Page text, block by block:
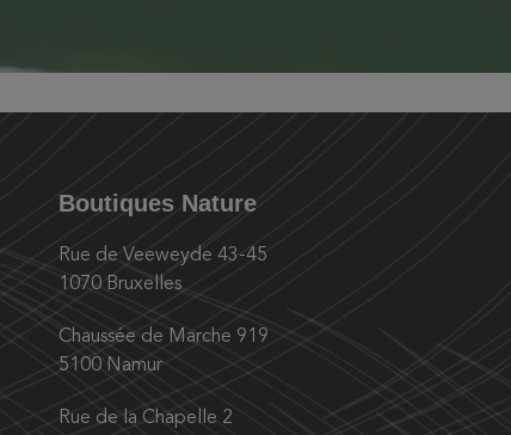
Boutiques Nature
Rue de Veeweyde 43-45
1070 Bruxelles
Chaussée de Marche 919
5100 Namur
Rue de la Chapelle 2